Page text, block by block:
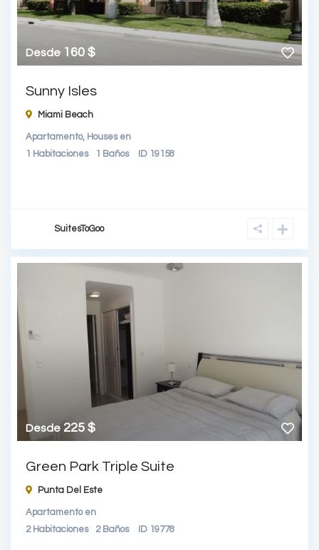
Desde 160 $
Sunny Isles
Miami Beach
Apartamento, Housesen
1 Habitaciones 1 Baños ID 19158
SuitesToGoo
Desde 225 $
Green Park Triple Suite
Punta Del Este
Apartamentoen
2 Habitaciones 2 Baños ID 19778